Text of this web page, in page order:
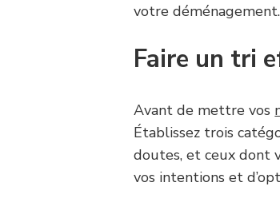
votre
Faire un tri
Avant de mettre vos
Établissez trois
doutes, et ceux dont
vos intentions et